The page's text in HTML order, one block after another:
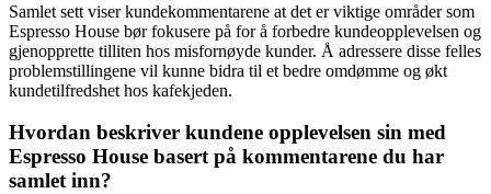
Samlet sett viser kundekommentarene at det er viktige områder som
Espresso House bør fokusere på for å forbedre kundeopplevelsen og
gjenopprette tilliten hos misfornøyde kunder. Å adressere disse felles
problemstillingene vil kunne bidra til et bedre omdømme og økt
kundetilfredshet hos kafekjeden.
Hvordan beskriver kundene opplevelsen sin med
Espresso House basert på kommentarene du har
samlet inn?